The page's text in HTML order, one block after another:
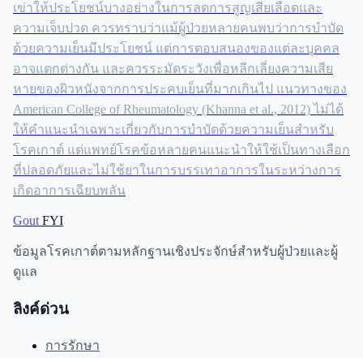
เข่าให้ประโยชน์บางอย่างในการลดการสูญเสียเลือดและ
ความเจ็บปวด ควรทราบว่าแม้ผู้ป่วยหลายคนพบว่าการบำบัด
ด้วยความเย็นมีประโยชน์ แต่การตอบสนองของแต่ละบุคคล
อาจแตกต่างกัน และควรระมัดระวังเพื่อหลีกเลี่ยงความเสีย
หายของผิวหนังจากการประคบเย็นที่มากเกินไป แนวทางของ
American College of Rheumatology (Khanna et al., 2012) ไม่ได้
ให้คำแนะนำเฉพาะเกี่ยวกับการบำบัดด้วยความเย็นสำหรับ
โรคเกาต์ แต่แพทย์โรคข้อหลายคนแนะนำให้ใช้เป็นทางเลือก
ที่ปลอดภัยและไม่ใช้ยาในการบรรเทาอาการในระหว่างการ
เกิดอาการเฉียบพลัน
Gout FYI
ข้อมูลโรคเกาต์ตามหลักฐานเชิงประจักษ์สำหรับผู้ป่วยและผู้
ดูแล
ลิงค์ด่วน
การรักษา